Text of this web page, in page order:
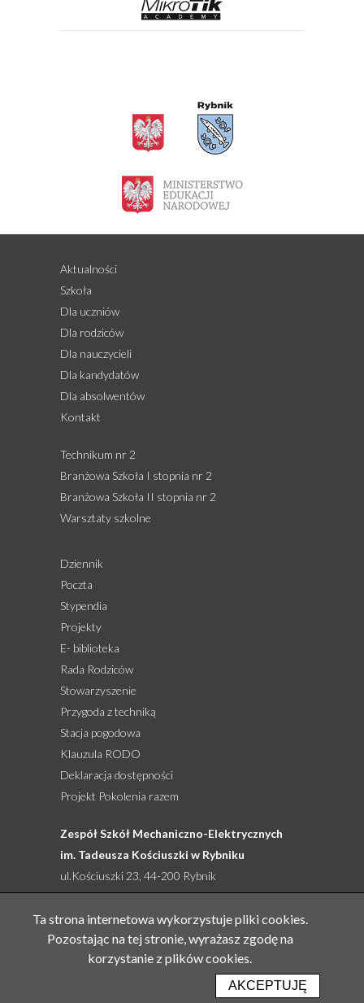
Aktualności
Szkoła
Dla uczniów
Dla rodziców
Dla nauczycieli
Dla kandydatów
Dla absolwentów
Kontakt
Technikum nr 2
Branżowa Szkoła I stopnia nr 2
Branżowa Szkoła II stopnia nr 2
Warsztaty szkolne
Dziennik
Poczta
Stypendia
Projekty
E- biblioteka
Rada Rodziców
Stowarzyszenie
Przygoda z techniką
Stacja pogodowa
Klauzula RODO
Deklaracja dostępności
Projekt Pokolenia razem
Zespół Szkół Mechaniczno-Elektrycznych
im. Tadeusza Kościuszki w Rybniku
ul.Kościuszki 23, 44-200 Rybnik
tel: 32 422 27 76, 32 422 92 66, 505 761 524
email:sekretariat@zsme.pl
Realizacja: Lioosys
Ta strona internetowa wykorzystuje pliki cookies.
Pozostając na tej stronie, wyrażasz zgodę na
korzystanie z plików cookies.
AKCEPTUJĘ